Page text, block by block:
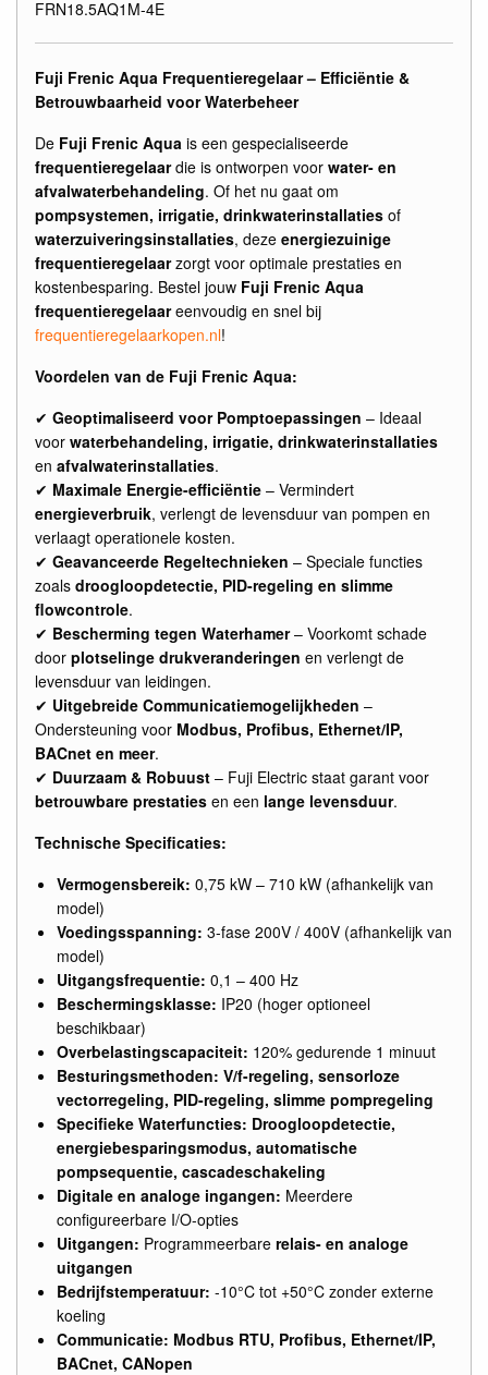
FRN18.5AQ1M-4E
Fuji Frenic Aqua Frequentieregelaar – Efficiëntie &
Betrouwbaarheid voor Waterbeheer
De Fuji Frenic Aqua is een gespecialiseerde
frequentieregelaardie is ontworpen voor water- en
afvalwaterbehandeling. Of het nu gaat om
pompsystemen, irrigatie, drinkwaterinstallaties of
waterzuiveringsinstallaties, deze energiezuinige
frequentieregelaarzorgt voor optimale prestaties en
kostenbesparing. Bestel jouw Fuji Frenic Aqua
frequentieregelaareenvoudig en snel bij
frequentieregelaarkopen.nl!
Voordelen van de Fuji Frenic Aqua:
✔ Geoptimaliseerd voor Pomptoepassingen – Ideaal
voor waterbehandeling, irrigatie, drinkwaterinstallaties
en afvalwaterinstallaties.
✔ Maximale Energie-efficiëntie – Vermindert
energieverbruik, verlengt de levensduur van pompen en
verlaagt operationele kosten.
✔ Geavanceerde Regeltechnieken – Speciale functies
zoals droogloopdetectie, PID-regeling en slimme
flowcontrole.
✔ Bescherming tegen Waterhamer– Voorkomt schade
door plotselinge drukveranderingen en verlengt de
levensduur van leidingen.
✔ Uitgebreide Communicatiemogelijkheden –
Ondersteuning voor Modbus, Profibus, Ethernet/IP,
BACnet en meer.
✔ Duurzaam & Robuust – Fuji Electric staat garant voor
betrouwbare prestaties en een lange levensduur.
Technische Specificaties:
Vermogensbereik: 0,75 kW – 710 kW (afhankelijk van
model)
Voedingsspanning: 3-fase 200V / 400V (afhankelijk van
model)
Uitgangsfrequentie: 0,1 – 400 Hz
Beschermingsklasse: IP20 (hoger optioneel
beschikbaar)
Overbelastingscapaciteit: 120% gedurende 1 minuut
Besturingsmethoden: V/f-regeling, sensorloze
vectorregeling, PID-regeling, slimme pompregeling
Specifieke Waterfuncties: Droogloopdetectie,
energiebesparingsmodus, automatische
pompsequentie, cascadeschakeling
Digitale en analoge ingangen: Meerdere
configureerbare I/O-opties
Uitgangen: Programmeerbare relais- en analoge
uitgangen
Bedrijfstemperatuur: -10°C tot +50°C zonder externe
koeling
Communicatie: Modbus RTU, Profibus, Ethernet/IP,
BACnet, CANopen